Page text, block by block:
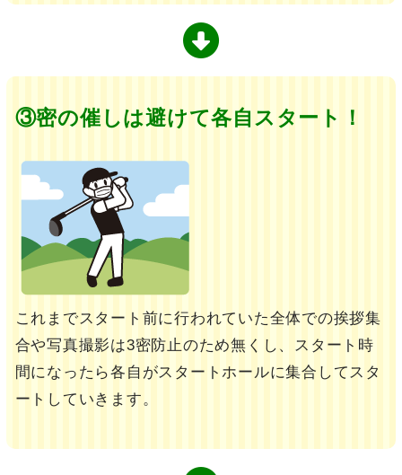
③密の催しは避けて各自スタート！
これまでスタート前に行われていた全体での挨拶集
合や写真撮影は3密防止のため無くし、スタート時
間になったら各自がスタートホールに集合してスタ
ートしていきます。